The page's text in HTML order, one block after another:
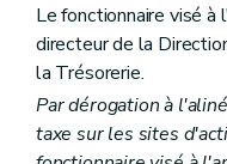
Le fonctionnaire visé
directeur de la
la Trésorerie.
Par dérogation à
taxe sur les sites